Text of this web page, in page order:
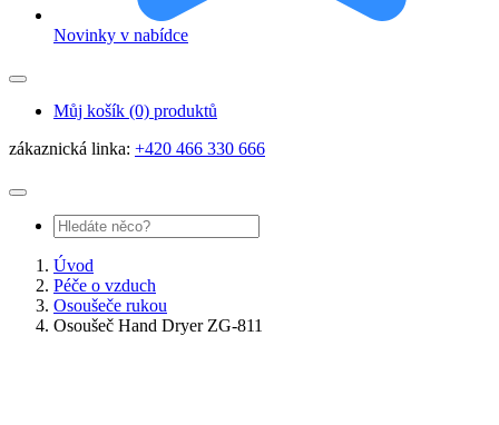
Novinky v nabídce
Můj košík (0) produktů
zákaznická linka: +420 466 330 666
Úvod
Péče o vzduch
Osoušeče rukou
Osoušeč Hand Dryer ZG-811